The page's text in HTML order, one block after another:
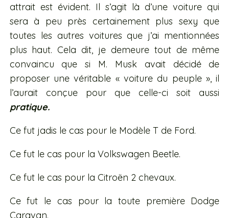
attrait est évident. Il s’agit là d’une voiture qui
sera à peu près certainement plus sexy que
toutes les autres voitures que j’ai mentionnées
plus haut. Cela dit, je demeure tout de même
convaincu que si M. Musk avait décidé de
proposer une véritable « voiture du peuple », il
l’aurait conçue pour que celle-ci soit aussi
pratique.
Ce fut jadis le cas pour le Modèle T de Ford.
Ce fut le cas pour la Volkswagen Beetle.
Ce fut le cas pour la Citroën 2 chevaux.
Ce fut le cas pour la toute première Dodge
Caravan.